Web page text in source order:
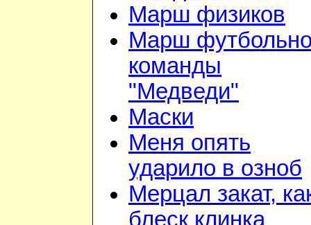
Марш физиков
Марш
команды
"Медведи"
Маски
Меня опять
ударило в озноб
Мерцал закат,
блеск клинка